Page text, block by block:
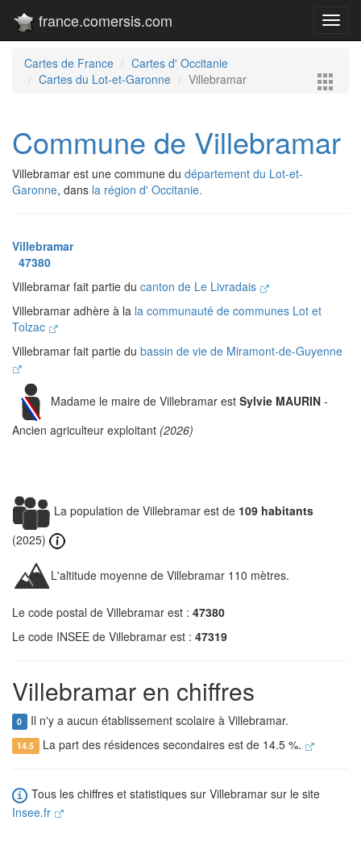
france.comersis.com
Cartes de France
Cartes d' Occitanie
Cartes du Lot-et-Garonne
Villebramar
Commune de Villebramar
Villebramar est une commune du département du Lot-et-
Garonne, dans la région d' Occitanie.
Villebramar
47380
Villebramar fait partie du canton de Le Livradais
Villebramar adhère à la la communauté de communes Lot et
Tolzac
Villebramar fait partie du bassin de vie de Miramont-de-Guyenne
Madame le maire de Villebramar est Sylvie MAURIN -
Ancien agriculteur exploitant (2026)
La population de Villebramar est de 109 habitants
(2025)
L'altitude moyenne de Villebramar 110 mètres.
Le code postal de Villebramar est : 47380
Le code INSEE de Villebramar est : 47319
Villebramar en chiffres
0 Il n'y a aucun établissement scolaire à Villebramar.
14.5 La part des résidences secondaires est de 14.5 %.
Tous les chiffres et statistiques sur Villebramar sur le site
Insee.fr